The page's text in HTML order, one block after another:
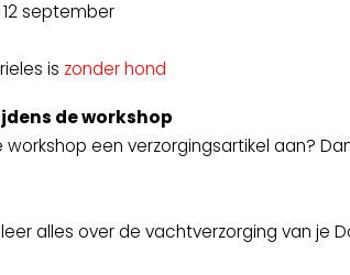
september
is zonder hond
de workshop
workshop een verzorgingsartikel aan?
alles over de vachtverzorging van je